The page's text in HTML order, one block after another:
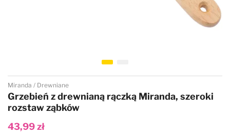
Przejdź na początek galerii
Miranda Drewniane
Grzebień z drewnianą rączką Miranda, szeroki
rozstaw ząbków
43,99 zł